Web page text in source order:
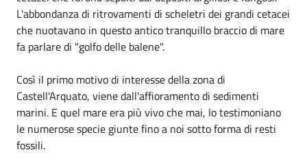
L'abbondanza di ritrovamenti di scheletri dei grandi cetacei
che nuotavano in questo antico tranquillo braccio di mare
fa parlare di "golfo delle balene".
Così il primo motivo di interesse della zona di
Castell'Arquato, viene dall'affioramento di sedimenti
marini. E quel mare era più vivo che mai, lo testimoniano
le numerose specie giunte fino a noi sotto forma di resti
fossili.